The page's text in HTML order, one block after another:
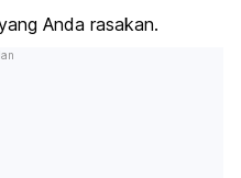
Anda rasakan.